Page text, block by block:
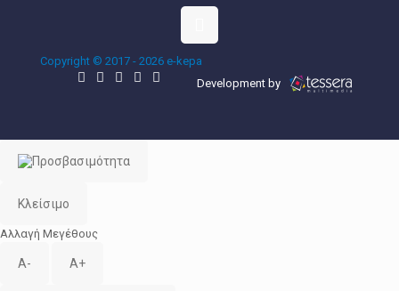
Copyright © 2017 - 2026 e-kepa
Development by
Κλείσιμο
Αλλαγή Μεγέθους
A- A+